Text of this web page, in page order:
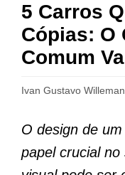
5 Carros
Cópias: O
Comum
Ivan Gustavo
O design de
papel crucial